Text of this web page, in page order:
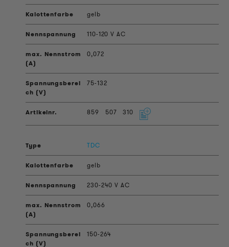
gelb
110-120 V AC
0,072
75-132
859 507 310
TDC
gelb
230-240 V AC
0,066
150-264